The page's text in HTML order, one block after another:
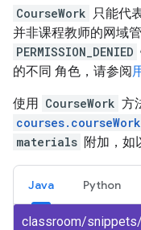
CourseWork 只能代
并非课程教师的网域
PERMISSION_DENIED
的不同 角色，请参阅
使用 CourseWork 方
materials 附加，如
Java Python